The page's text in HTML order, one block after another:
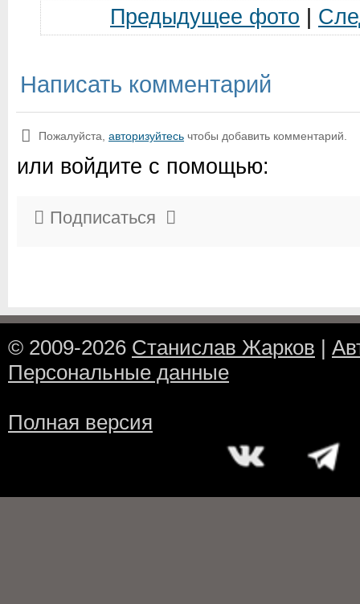
Предыдущее фото
Написать комментарий
Пожалуйста, авторизуйтесь чтобы добавить комментарий.
или войдите с помощью:
Подписаться
© 2009-2026 Станислав Жарков |
Персональные данные
Полная версия